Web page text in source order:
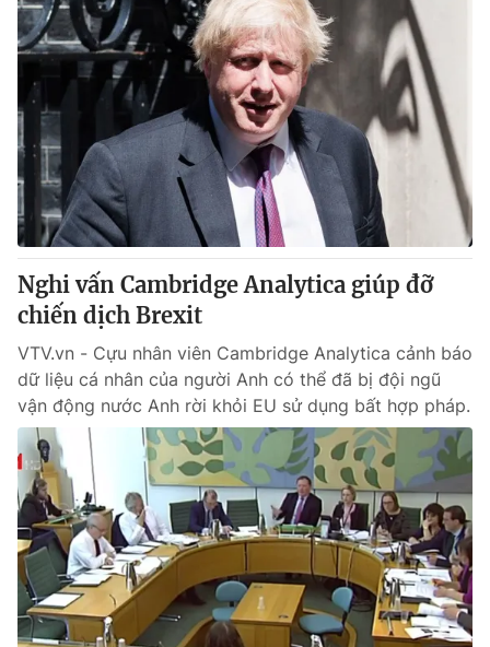
Nghi vấn Cambridge Analytica giúp đỡ
chiến dịch Brexit
VTV.vn - Cựu nhân viên Cambridge Analytica cảnh báo
dữ liệu cá nhân của người Anh có thể đã bị đội ngũ
vận động nước Anh rời khỏi EU sử dụng bất hợp pháp.